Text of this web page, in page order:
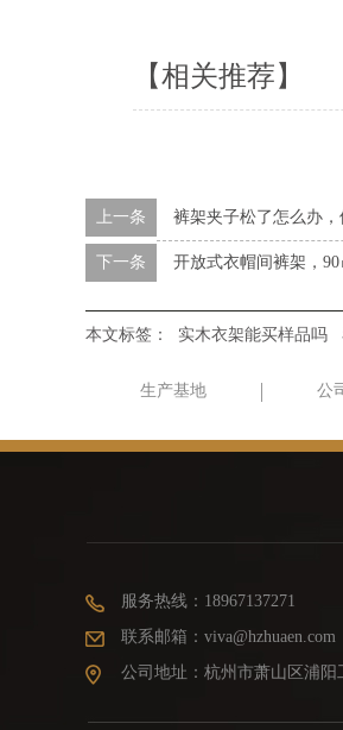
【相关推荐】
上一条 裤架夹子松了怎么办，
下一条 开放式衣帽间裤架，
本文标签： 实木衣架能买样品吗
生产基地 公
服务热线：18967137271
联系邮箱：viva@hzhuaen.com
公司地址：杭州市萧山区浦阳